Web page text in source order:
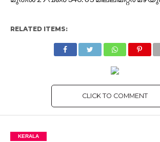
RELATED ITEMS:
CLICK TO COMMENT
KERALA